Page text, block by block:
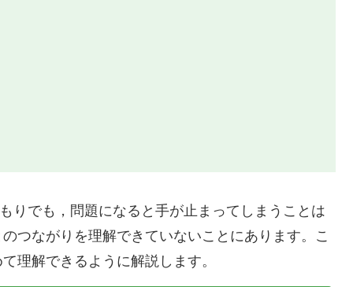
でも，問題になると手が止まってしまうことは
つながりを理解できていないことにあります。こ
理解できるように解説します。